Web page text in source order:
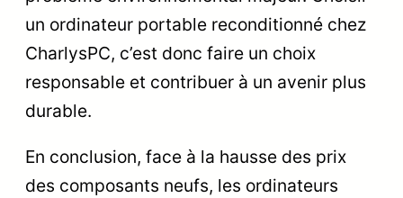
un ordinateur portable reconditionné chez
CharlysPC, c’est donc faire un choix
responsable et contribuer à un avenir plus
durable.
En conclusion, face à la hausse des prix
des composants neufs, les ordinateurs